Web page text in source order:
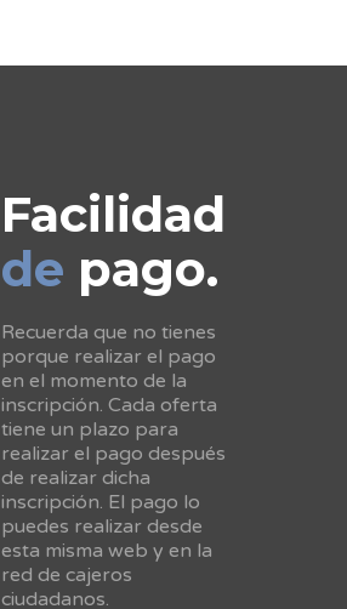
Facilidad
de pago.
Recuerda que no tienes
porque realizar el pago
en el momento de la
inscripción. Cada oferta
tiene un plazo para
realizar el pago después
de realizar dicha
inscripción. El pago lo
puedes realizar desde
esta misma web y en la
red de cajeros
ciudadanos.